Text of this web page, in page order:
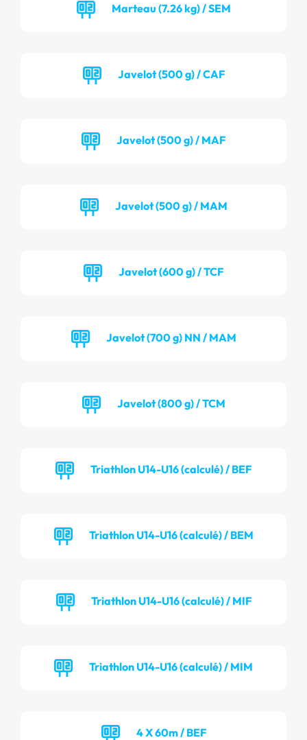
Marteau (7.26 kg) / SEM
Javelot (500 g) / CAF
Javelot (500 g) / MAF
Javelot (500 g) / MAM
Javelot (600 g) / TCF
Javelot (700 g) NN / MAM
Javelot (800 g) / TCM
Triathlon U14-U16 (calculé) / BEF
Triathlon U14-U16 (calculé) / BEM
Triathlon U14-U16 (calculé) / MIF
Triathlon U14-U16 (calculé) / MIM
4 X 60m / BEF